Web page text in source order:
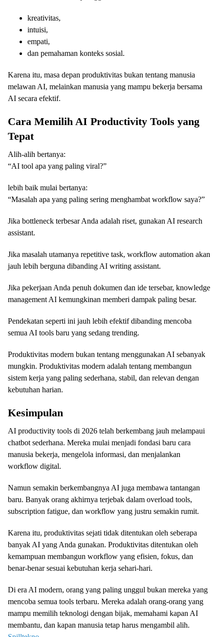
kreativitas,
intuisi,
empati,
dan pemahaman konteks sosial.
Karena itu, masa depan produktivitas bukan tentang manusia
melawan AI, melainkan manusia yang mampu bekerja bersama
AI secara efektif.
Cara Memilih AI Productivity Tools yang
Tepat
Alih-alih bertanya:
“AI tool apa yang paling viral?”
lebih baik mulai bertanya:
“Masalah apa yang paling sering menghambat workflow saya?”
Jika bottleneck terbesar Anda adalah riset, gunakan AI research
assistant.
Jika masalah utamanya repetitive task, workflow automation akan
jauh lebih berguna dibanding AI writing assistant.
Jika pekerjaan Anda penuh dokumen dan ide tersebar, knowledge
management AI kemungkinan memberi dampak paling besar.
Pendekatan seperti ini jauh lebih efektif dibanding mencoba
semua AI tools baru yang sedang trending.
Produktivitas modern bukan tentang menggunakan AI sebanyak
mungkin. Produktivitas modern adalah tentang membangun
sistem kerja yang paling sederhana, stabil, dan relevan dengan
kebutuhan harian.
Kesimpulan
AI productivity tools di 2026 telah berkembang jauh melampaui
chatbot sederhana. Mereka mulai menjadi fondasi baru cara
manusia bekerja, mengelola informasi, dan menjalankan
workflow digital.
Namun semakin berkembangnya AI juga membawa tantangan
baru. Banyak orang akhirnya terjebak dalam overload tools,
subscription fatigue, dan workflow yang justru semakin rumit.
Karena itu, produktivitas sejati tidak ditentukan oleh seberapa
banyak AI yang Anda gunakan. Produktivitas ditentukan oleh
kemampuan membangun workflow yang efisien, fokus, dan
benar-benar sesuai kebutuhan kerja sehari-hari.
Di era AI modern, orang yang paling unggul bukan mereka yang
mencoba semua tools terbaru. Mereka adalah orang-orang yang
mampu memilih teknologi dengan bijak, memahami kapan AI
membantu, dan kapan manusia tetap harus mengambil alih.